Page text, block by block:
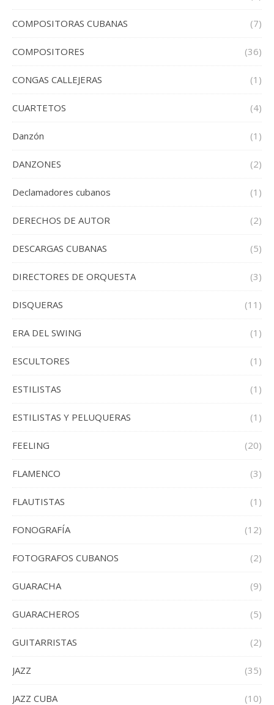
COMPOSITORAS CUBANAS (7)
COMPOSITORES (36)
CONGAS CALLEJERAS (1)
CUARTETOS (4)
Danzón (1)
DANZONES (2)
Declamadores cubanos (1)
DERECHOS DE AUTOR (2)
DESCARGAS CUBANAS (5)
DIRECTORES DE ORQUESTA (3)
DISQUERAS (11)
ERA DEL SWING (1)
ESCULTORES (1)
ESTILISTAS (1)
ESTILISTAS Y PELUQUERAS (1)
FEELING (20)
FLAMENCO (3)
FLAUTISTAS (1)
FONOGRAFÍA (12)
FOTOGRAFOS CUBANOS (2)
GUARACHA (9)
GUARACHEROS (5)
GUITARRISTAS (2)
JAZZ (35)
JAZZ CUBA (10)